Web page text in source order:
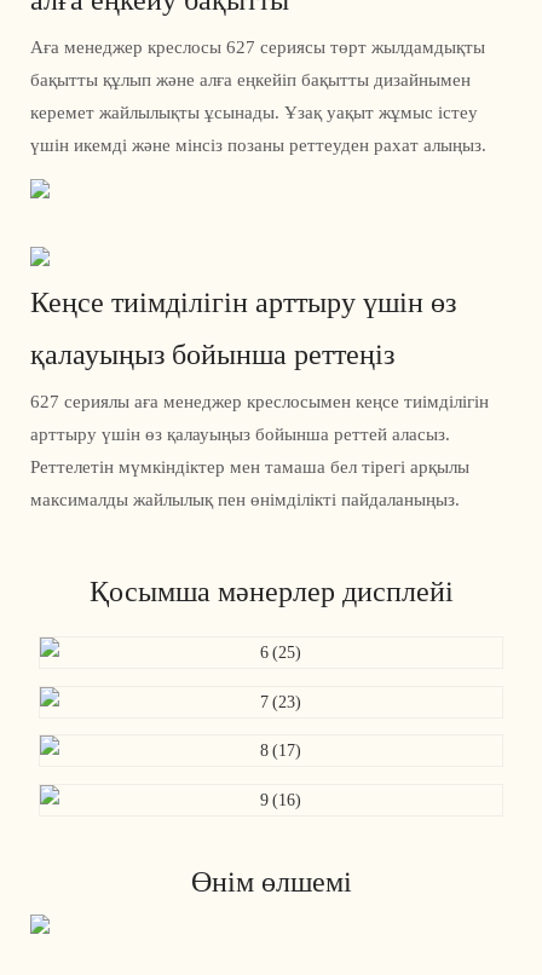
Аға менеджер креслосы 627 сериясы төрт жылдамдықты
бақытты құлып және алға еңкейіп бақытты дизайнымен
керемет жайлылықты ұсынады. Ұзақ уақыт жұмыс істеу
үшін икемді және мінсіз позаны реттеуден рахат алыңыз.
Кеңсе тиімділігін арттыру үшін өз
қалауыңыз бойынша реттеңіз
627 сериялы аға менеджер креслосымен кеңсе тиімділігін
арттыру үшін өз қалауыңыз бойынша реттей аласыз.
Реттелетін мүмкіндіктер мен тамаша бел тірегі арқылы
максималды жайлылық пен өнімділікті пайдаланыңыз.
Қосымша мәнерлер дисплейі
Өнім өлшемі